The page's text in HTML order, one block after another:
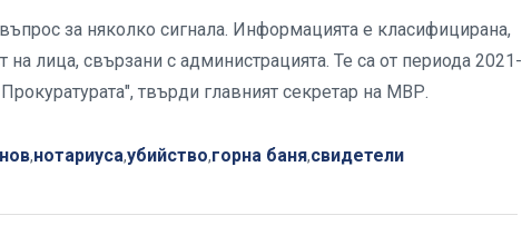
за няколко сигнала. Информацията е класифицирана,
на лица, свързани с администрацията. Те са от периода 2021-
твърди главният секретар на МВР.
,нотариуса,убийство,горна баня,свидетели